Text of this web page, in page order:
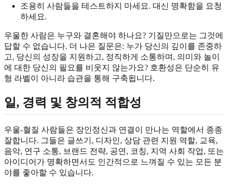
조용히 사람들을 테스트하지 마세요. 대신 명확함을 요청
하세요.
우울한 사람은 누구와 결혼해야 하나요? 기질만으로는 그것에
답할 수 없습니다. 더 나은 질문은: 누가 당신의 깊이를 존중하
고, 당신의 성장을 지원하고, 정직하게 소통하며, 의미와 놀이
에 대한 당신의 필요를 비웃지 않는가요? 호환성은 단순히 유
형 라벨이 아니라 습관을 통해 구축됩니다.
일, 경력 및 창의적 적합성
우울-혈질 사람들은 장인정신과 연결이 만나는 역할에서 종종
잘합니다. 그들은 글쓰기, 디자인, 상담 관련 지원 역할, 교육,
음악, 연구 소통, 브랜드 전략, 공연, 코칭, 지역 사회 작업, 또는
아이디어가 명확하면서도 인간적으로 느껴질 수 있는 모든 분
야를 좋아할 수 있습니다.